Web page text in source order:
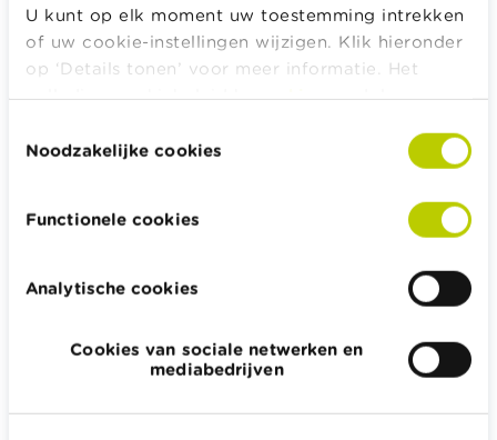
U kunt op elk moment uw toestemming intrekken
of uw cookie-instellingen wijzigen. Klik hieronder
op ‘Details tonen’ voor meer informatie. Het
volledige cookiebeleid kan uhier raadplegen.
Noodzakelijke cookies
Functionele cookies
Analytische cookies
Cookies van sociale netwerken en
mediabedrijven
MEER OVER
worden terugbetaald?
Hoe moeten de schulden van wettelijk samenwonenden
worden terugbetaald?
Budget, betalen, lenen en verzekeren
Sparen en beleggen